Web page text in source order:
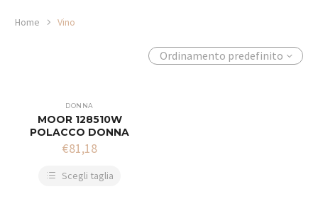
Home Vino
Ordinamento predefinito
DONNA
MOOR 128510W
POLACCO DONNA
€81,18
Scegli taglia